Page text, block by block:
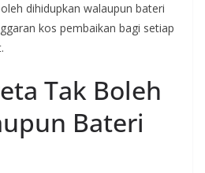
dihidupkan walaupun bateri
kos pembaikan bagi setiap
Tak Boleh
Bateri